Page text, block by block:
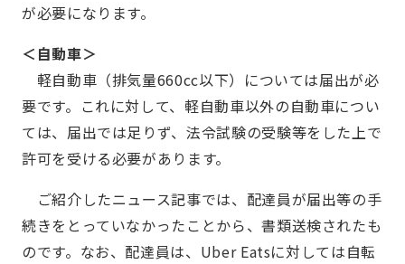
が必要になります。
＜自動車＞
軽自動車（排気量660cc以下）については届出が必
要です。これに対して、軽自動車以外の自動車につい
ては、届出では足りず、法令試験の受験等をした上で
許可を受ける必要があります。
ご紹介したニュース記事では、配達員が届出等の手
続きをとっていなかったことから、書類送検されたも
のです。なお、配達員は、Uber Eatsに対しては自転